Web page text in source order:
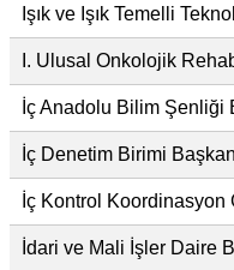
Işık ve Işık Temelli
I. Ulusal Onkolojik
İç Anadolu Bilim Şenliği
İç Denetim Birimi
İç Kontrol Koordinasyon
İdari ve Mali İşler Daire